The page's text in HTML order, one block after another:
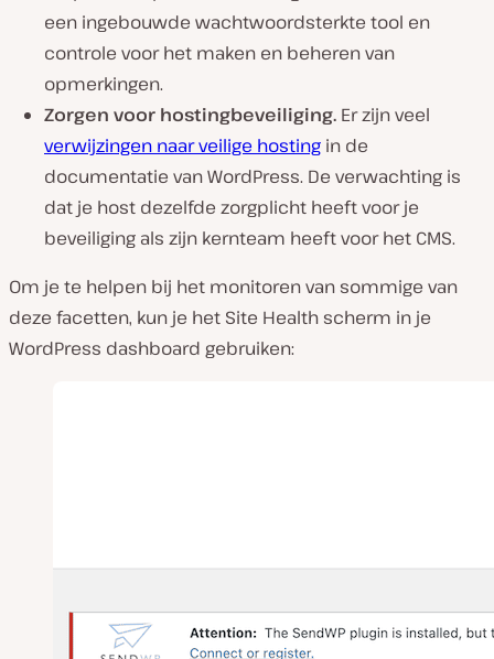
een ingebouwde wachtwoordsterkte tool en
controle voor het maken en beheren van
opmerkingen.
Zorgen voor hostingbeveiliging. Er zijn veel
verwijzingen naar veilige hosting in de
documentatie van WordPress. De verwachting is
dat je host dezelfde zorgplicht heeft voor je
beveiliging als zijn kernteam heeft voor het CMS.
Om je te helpen bij het monitoren van sommige van
deze facetten, kun je het Site Health scherm in je
WordPress dashboard gebruiken: